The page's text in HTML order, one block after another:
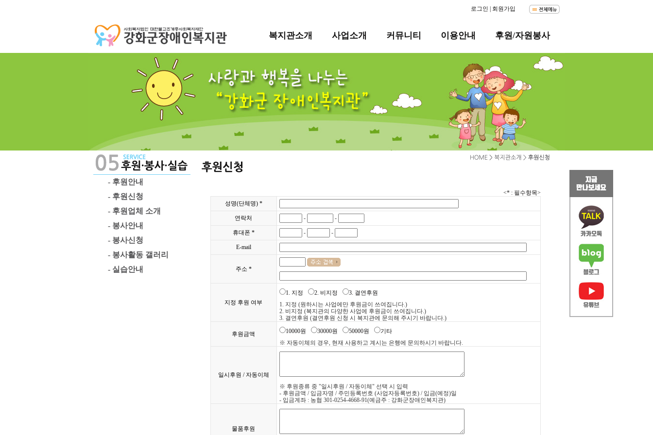
로그인 | 회원가입
복지관소개 사업소개 커뮤니티 이용안내 후원/자원봉사
- 후원안내
- 후원신청
- 후원업체 소개
- 봉사안내
- 봉사신청
- 봉사활동 갤러리
- 실습안내
<* : 필수항목>
성명(단체명) *
연락처 - -
휴대폰 * - -
E-mail
주소 *
지정 후원 여부
1. 지정 2. 비지정
3. 결연후원
1. 지정 (원하시는 사업에만 후원금이 쓰여집니다.)
2. 비지정 (복지관의 다양한 사업에 후원금이 쓰여집니다.)
3. 결연후원 (결연후원 신청 시 복지관에 문의해 주시기 바랍니다.)
후원금액 10000원 30000원 50000원
기타
※ 자동이체의 경우, 현재 사용하고 계시는 은행에 문의하시기 바랍니다.
일시후원 / 자동이체
※ 후원종류 중 "일시후원 / 자동이체" 선택 시 입력
- 후원금액 / 입금자명 / 주민등록번호 (사업자등록번호) / 입금(예정)일
- 입금계좌 : 농협 301-0254-4668-91(예금주 : 강화군장애인복지관)
물품후원